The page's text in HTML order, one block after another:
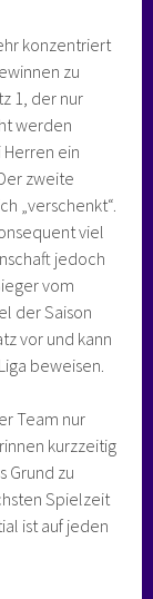
konzentriert
zu
1, der nur
werden
ein
zweite
„verschenkt“.
viel
jedoch
vom
der Saison
vor und kann
beweisen.
Team nur
kurzzeitig
Grund zu
Spielzeit
ist auf jeden